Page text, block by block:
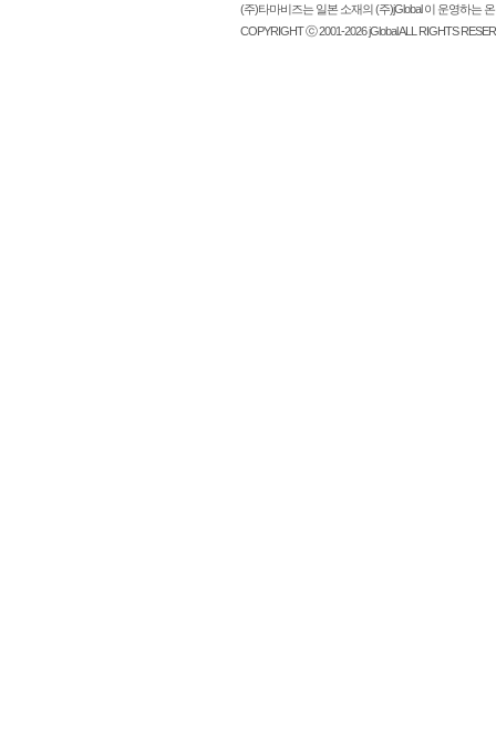
(주)타마비즈는 일본 소재의 (주)jGlobal 이 운영하는
COPYRIGHT ⓒ 2001-2026 jGlobal ALL RIGHTS